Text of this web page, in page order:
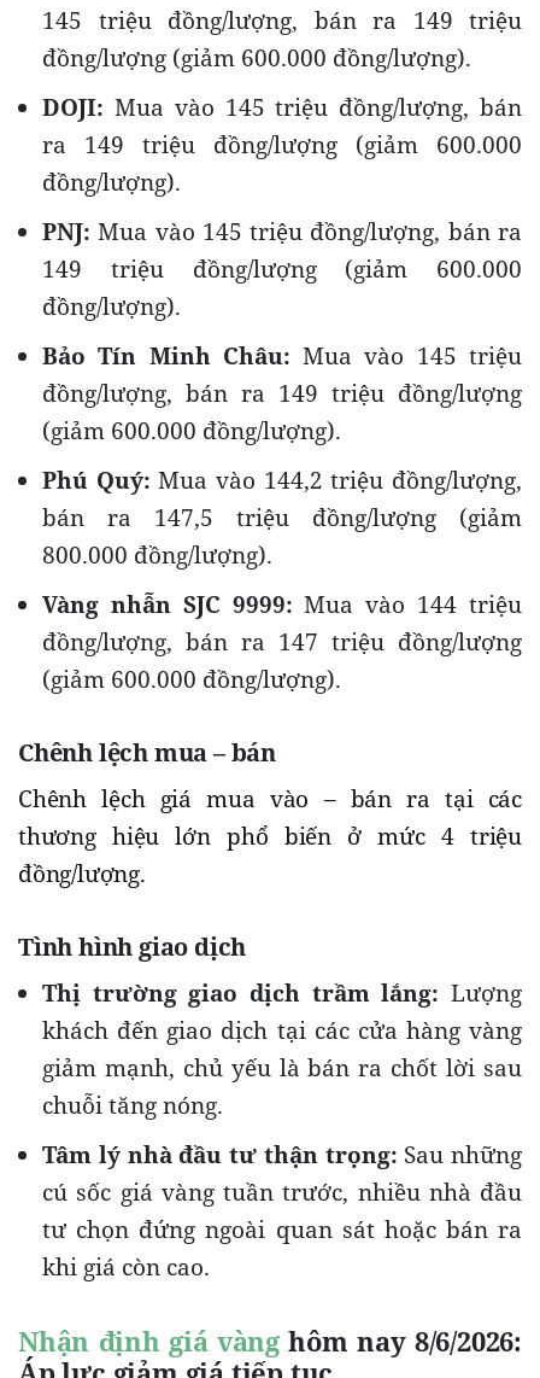
145 triệu đồng/lượng, bán ra 149 triệu
đồng/lượng (giảm 600.000 đồng/lượng).
DOJI: Mua vào 145 triệu đồng/lượng, bán
ra 149 triệu đồng/lượng (giảm 600.000
đồng/lượng).
PNJ: Mua vào 145 triệu đồng/lượng, bán ra
149 triệu đồng/lượng (giảm 600.000
đồng/lượng).
Bảo Tín Minh Châu: Mua vào 145 triệu
đồng/lượng, bán ra 149 triệu đồng/lượng
(giảm 600.000 đồng/lượng).
Phú Quý: Mua vào 144,2 triệu đồng/lượng,
bán ra 147,5 triệu đồng/lượng (giảm
800.000 đồng/lượng).
Vàng nhẫn SJC 9999: Mua vào 144 triệu
đồng/lượng, bán ra 147 triệu đồng/lượng
(giảm 600.000 đồng/lượng).
Chênh lệch mua – bán
Chênh lệch giá mua vào – bán ra tại các
thương hiệu lớn phổ biến ở mức 4 triệu
đồng/lượng.
Tình hình giao dịch
Thị trường giao dịch trầm lắng: Lượng
khách đến giao dịch tại các cửa hàng vàng
giảm mạnh, chủ yếu là bán ra chốt lời sau
chuỗi tăng nóng.
Tâm lý nhà đầu tư thận trọng: Sau những
cú sốc giá vàng tuần trước, nhiều nhà đầu
tư chọn đứng ngoài quan sát hoặc bán ra
khi giá còn cao.
Nhận định giá vàng hôm nay 8/6/2026: